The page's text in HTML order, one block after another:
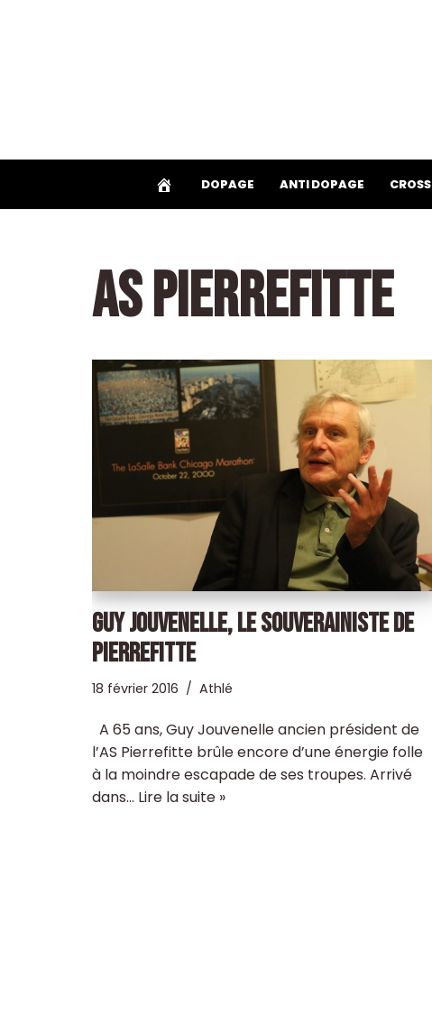
DOPAGE ANTI DOPAGE CROSS
AS PIERREFITTE
GUY JOUVENELLE, LE SOUVERAINISTE DE
PIERREFITTE
18 février 2016 Athlé
A 65 ans, Guy Jouvenelle ancien président de
l’AS Pierrefitte brûle encore d’une énergie folle
à la moindre escapade de ses troupes. Arrivé
dans… Lire la suite »